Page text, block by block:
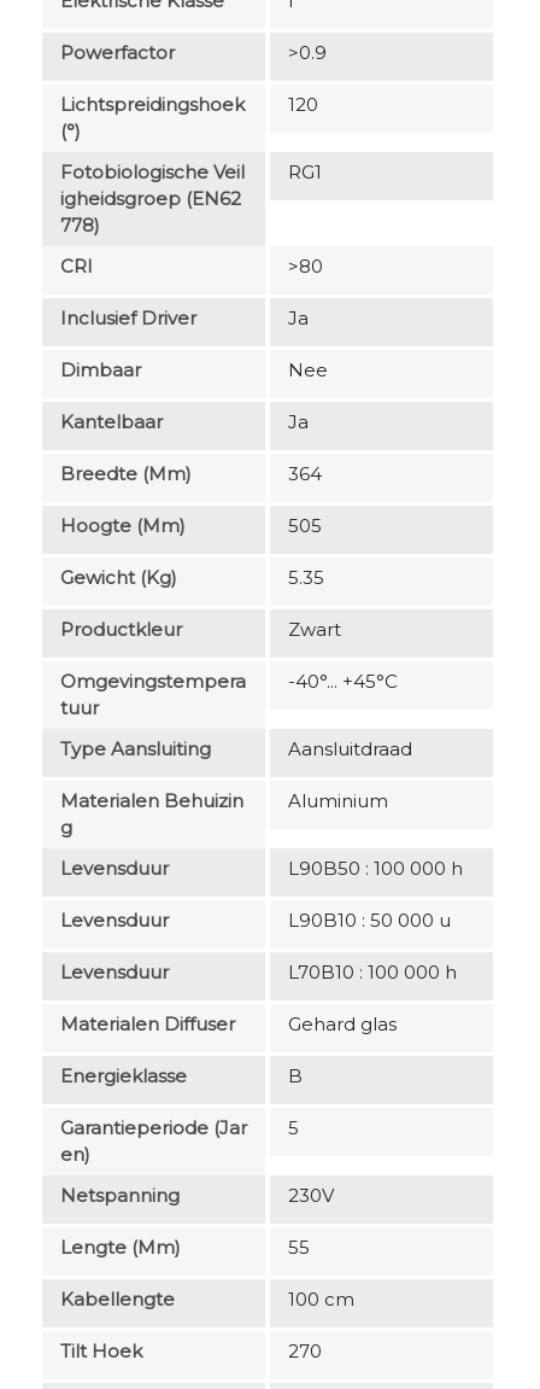
Powerfactor >0.9
Lichtspreidingshoek
(°)
120
Fotobiologische Veil
Igheidsgroep (EN62
778)
RG1
CRI >80
Inclusief Driver Ja
Dimbaar Nee
Kantelbaar Ja
Breedte (mm) 364
Hoogte (mm) 505
Gewicht (kg) 5.35
Productkleur Zwart
Omgevingstempera
Tuur
-40°... +45°C
Type Aansluiting Aansluitdraad
Materialen Behuizin
G
Aluminium
Levensduur L90B50 : 100 000 h
Levensduur L90B10 : 50 000 u
Levensduur L70B10 : 100 000 h
Materialen Diffuser Gehard glas
Energieklasse B
Garantieperiode (jar
En)
5
Netspanning 230V
Lengte (mm) 55
Kabellengte 100 cm
Tilt Hoek 270